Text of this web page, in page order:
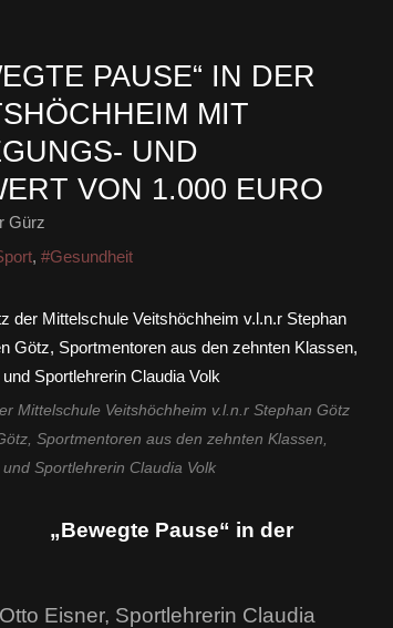
PAUSE“ IN DER
MIT
UND
VON 1.000 EURO
Gürz
, #Gesundheit
Mittelschule Veitshöchheim v.l.n.r Stephan Götz
Sportmentoren aus den zehnten Klassen,
Sportlehrerin Claudia Volk
„Bewegte Pause“ in der
Eisner, Sportlehrerin Claudia